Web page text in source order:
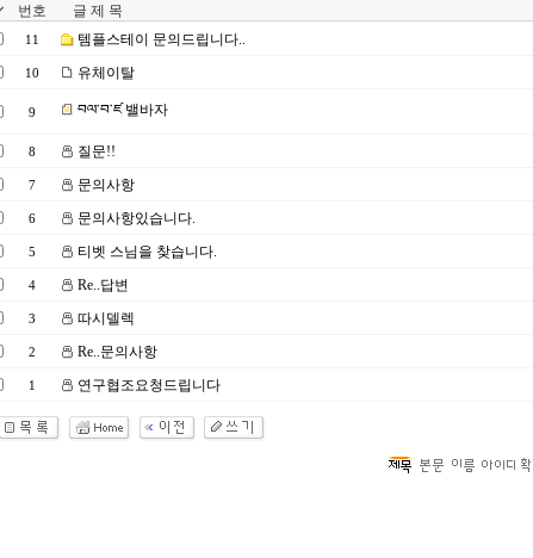
번호 글 제 목
11 템플스테이 문의드립니다..
10 유체이탈
9 བལ་བ་ཛ 밸바자
8 질문!!
7 문의사항
6 문의사항있습니다.
5 티벳 스님을 찾습니다.
4 Re..답변
3 따시델렉
2 Re..문의사항
1 연구협조요청드립니다